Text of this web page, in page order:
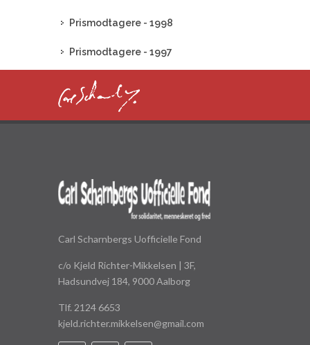
Prismodtagere - 1998
Prismodtagere - 1997
Carl Scharnbergs Uofficielle Fond
c/o Kjeld Richter-Mikkelsen | 3F,
Hadsundvej 184, 9000 Aalborg
Tlf. 2124 6653
kjeld.richter.mikkelsen@gmail.com